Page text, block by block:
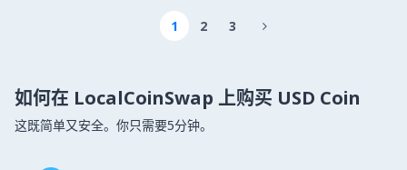
1 2 3 
如何在 LocalCoinSwap 上购买 USD Coin
这既简单又安全。你只需要5分钟。